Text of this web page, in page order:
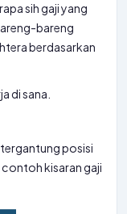
sih gaji yang
bareng
berdasarkan
di sana.
tergantung posisi
kisaran gaji